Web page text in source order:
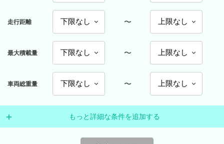
走行距離 〜
最大積載量 〜
車両総重量 〜
もっと詳細な条件を追加する